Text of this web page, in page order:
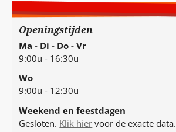
Openingstijden
Ma - Di - Do - Vr
9:00u - 16:30u
Wo
9:00u - 12:30u
Weekend en feestdagen
Gesloten. Klik hier voor de exacte data.